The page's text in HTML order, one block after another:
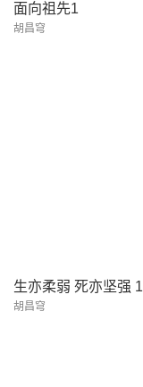
面向祖先1
胡昌穹
生亦柔弱 死亦坚强 1
胡昌穹